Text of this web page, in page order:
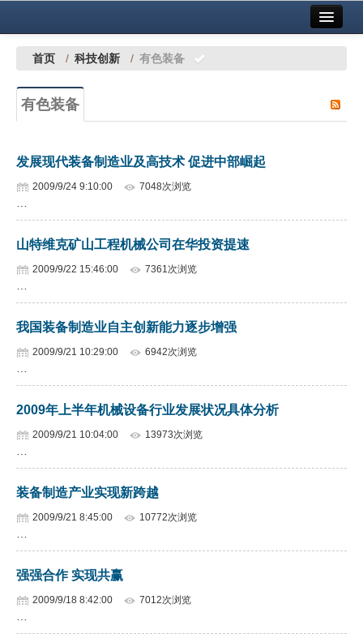
中国有色金属报社主办 广告服务
铜镍铅锌
稀有稀土
科技
党建工作
企业文化
《资源再生》杂志
行情报价
数字报
首页 / 科技创新 / 有色装备
有色装备
发展现代装备制造业及高技术 促进中部崛起
2009/9/24 9:10:00 7048次浏览
山特维克矿山工程机械公司在华投资提速
2009/9/22 15:46:00 7361次浏览
我国装备制造业自主创新能力逐步增强
2009/9/21 10:29:00 6942次浏览
2009年上半年机械设备行业发展状况具体分析
2009/9/21 10:04:00 13973次浏览
装备制造产业实现新跨越
2009/9/21 8:45:00 10772次浏览
强强合作 实现共赢
2009/9/18 8:42:00 7012次浏览